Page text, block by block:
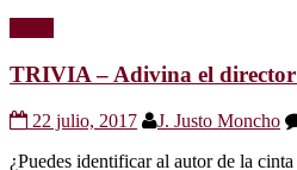
TRIVIA – Adivina el
22 julio, 2017 J. Justo Moncho
¿Puedes identificar al autor de la